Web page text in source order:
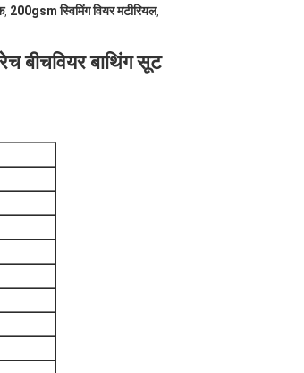
, 200gsm स्विमिंग वियर मटीरियल,
बीचवियर बाथिंग सूट